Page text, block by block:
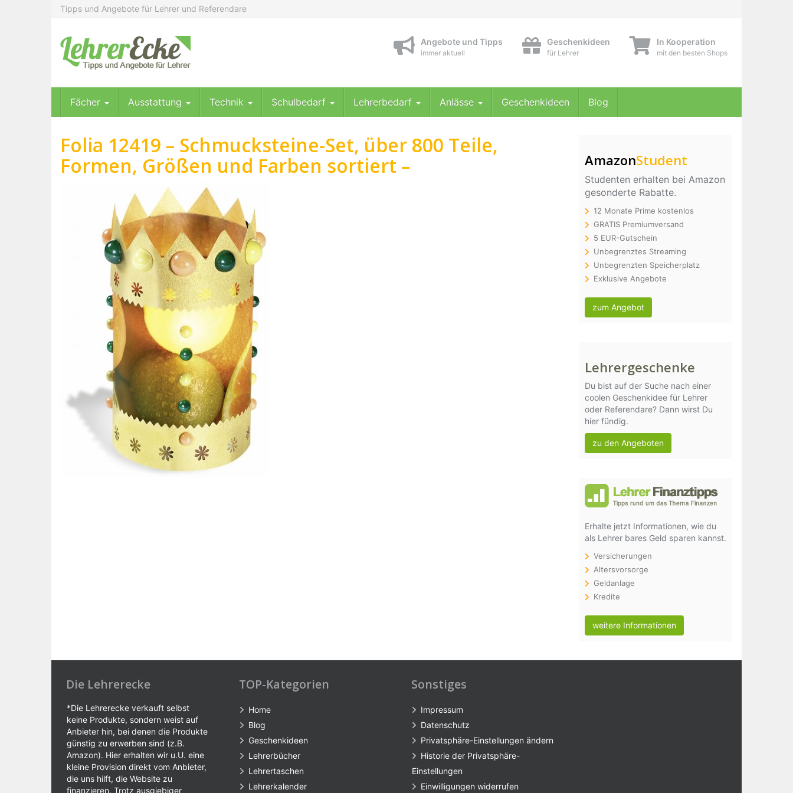
Tipps und Angebote für Lehrer und Referendare
Angebote und Tipps
immer aktuell
Geschenkideen
für Lehrer
In Kooperation
mit den besten Shops
Fächer Ausstattung Technik Schulbedarf Lehrerbedarf Anlässe Geschenkideen Blog
Folia 12419 – Schmucksteine-Set, über 800 Teile,
Formen, Größen und Farben sortiert –
AmazonStudent
Studenten erhalten bei Amazon
gesonderte Rabatte.
12 Monate Prime kostenlos
GRATIS Premiumversand
5 EUR-Gutschein
Unbegrenztes Streaming
Unbegrenzten Speicherplatz
Exklusive Angebote
zum Angebot
Lehrergeschenke
Du bist auf der Suche nach einer
coolen Geschenkidee für Lehrer
oder Referendare? Dann wirst Du
hier fündig.
zu den Angeboten
Erhalte jetzt Informationen, wie du
als Lehrer bares Geld sparen kannst.
Versicherungen
Altersvorsorge
Geldanlage
Kredite
weitere Informationen
Die Lehrerecke
*Die Lehrerecke verkauft selbst
keine Produkte, sondern weist auf
Anbieter hin, bei denen die Produkte
günstig zu erwerben sind (z.B.
Amazon). Hier erhalten wir u.U. eine
kleine Provision direkt vom Anbieter,
die uns hilft, die Website zu
finanzieren. Trotz ausgiebiger
TOP-Kategorien
Home
Blog
Geschenkideen
Lehrerbücher
Lehrertaschen
Lehrerkalender
Sonstiges
Impressum
Datenschutz
Privatsphäre-Einstellungen ändern
Historie der Privatsphäre-
Einstellungen
Einwilligungen widerrufen